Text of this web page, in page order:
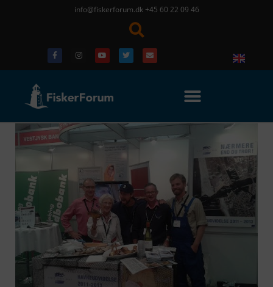
info@fiskerforum.dk +45 60 22 09 46